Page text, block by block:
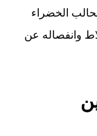
الخضراء
وانفصاله عن